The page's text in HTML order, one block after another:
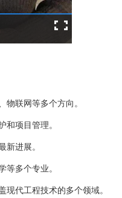
物联网等多个方向。
和项目管理。
新进展。
等多个专业。
现代工程技术的多个领域。